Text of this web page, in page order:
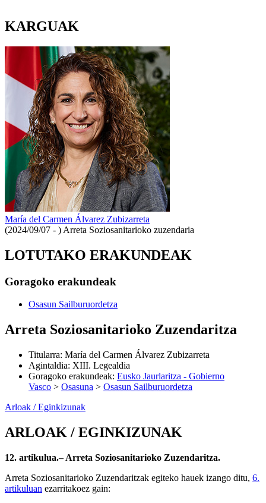
KARGUAK
María del Carmen Álvarez Zubizarreta
(2024/09/07 - ) Arreta Soziosanitarioko zuzendaria
LOTUTAKO ERAKUNDEAK
Goragoko erakundeak
Osasun Sailburuordetza
Arreta Soziosanitarioko Zuzendaritza
Titularra: María del Carmen Álvarez Zubizarreta
Agintaldia: XIII. Legealdia
Goragoko erakundeak: Eusko Jaurlaritza - Gobierno
Vasco > Osasuna > Osasun Sailburuordetza
Arloak / Eginkizunak
ARLOAK / EGINKIZUNAK
12. artikulua.– Arreta Soziosanitarioko Zuzendaritza.
Arreta Soziosanitarioko Zuzendaritzak egiteko hauek izango ditu, 6.
artikuluan ezarritakoez gain: